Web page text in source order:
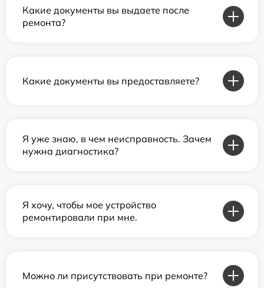
Какие документы вы выдаете после
ремонта?
Какие документы вы предоставляете?
Я уже знаю, в чем неисправность. Зачем
нужна диагностика?
Я хочу, чтобы мое устройство
ремонтировали при мне.
Можно ли присутствовать при ремонте?